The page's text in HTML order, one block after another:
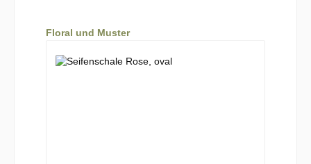
Produktgalerie überspringen
Floral und Muster